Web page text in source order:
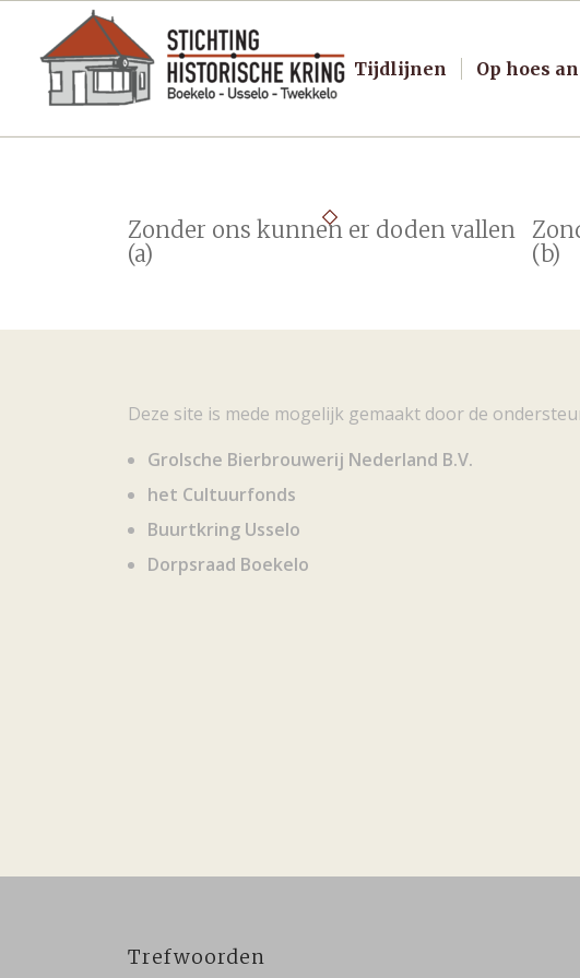
Tijdlijnen Op hoes an
Zonder ons kunnen er doden vallen
(a)
(b)
Deze site is mede mogelijk gemaakt door de
Grolsche Bierbrouwerij Nederland B.V.
het Cultuurfonds
Buurtkring Usselo
Dorpsraad Boekelo
Trefwoorden